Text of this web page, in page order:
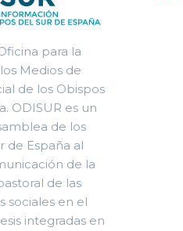
para la
Medios de
de los Obispos
ODISUR es un
de los
de España al
de la
de las
sociales en el
integradas en